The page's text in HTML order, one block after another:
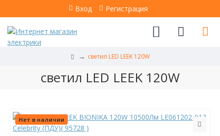
Вход Регистрация
светил LED LEEK 120W
светил LED LEEK 120W
Нет в наличии